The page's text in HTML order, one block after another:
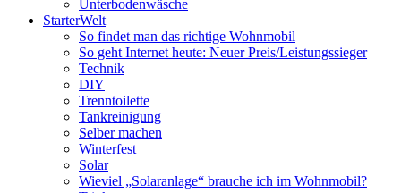
Unterbodenwäsche
StarterWelt
So findet man das richtige Wohnmobil
So geht Internet heute: Neuer Preis/Leistungssieger
Technik
DIY
Trenntoilette
Tankreinigung
Selber machen
Winterfest
Solar
Wieviel „Solaranlage“ brauche ich im Wohnmobil?